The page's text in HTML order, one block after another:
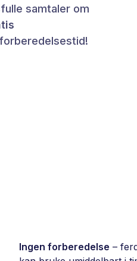
samtaler om
Ingen forberedelse –